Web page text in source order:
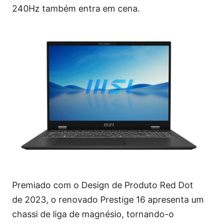
240Hz também entra em cena.
Premiado com o Design de Produto Red Dot
de 2023, o renovado Prestige 16 apresenta um
chassi de liga de magnésio, tornando-o